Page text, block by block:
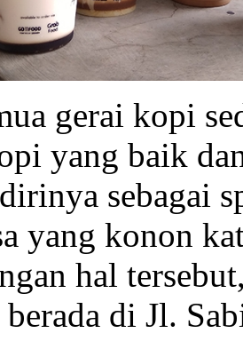
gerai kopi
yang baik
sebagai
yang konon
hal
berada di Jl.